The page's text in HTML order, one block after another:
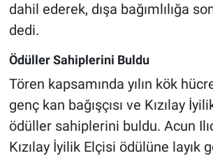
dahil ederek, dışa bağımlılığa
dedi.
Ödüller Sahiplerini Buldu
Tören kapsamında yılın kök hücre
genç kan bağışçısı ve Kızılay
ödüller sahiplerini buldu. Acun
Kızılay İyilik Elçisi ödülüne layık